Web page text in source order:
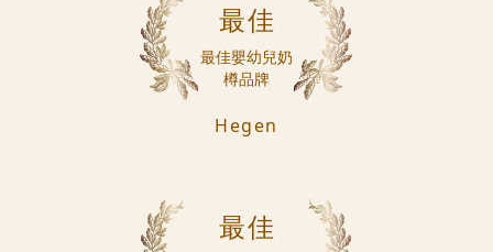
最佳
最佳嬰幼兒奶
樽品牌
Hegen
最佳